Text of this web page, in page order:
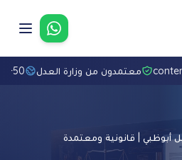
تواصل
معتمدون من وزارة العدل 50+ لغة
أبوظبي | قانونية ومعتمدة